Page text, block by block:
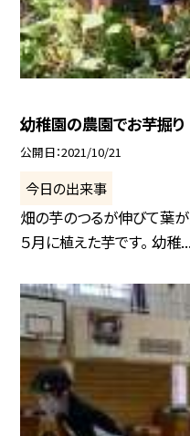
幼稚園の農園でお芋掘り
公開日 2021/10/21
今日の出来事
畑の芋のつるが伸びて葉
５月に植えた芋です。 幼稚...